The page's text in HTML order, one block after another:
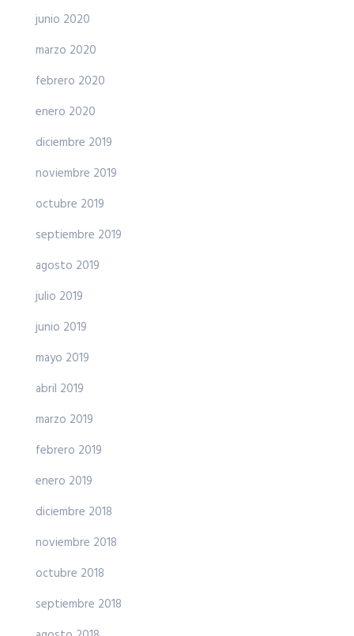
junio 2020
marzo 2020
febrero 2020
enero 2020
diciembre 2019
noviembre 2019
octubre 2019
septiembre 2019
agosto 2019
julio 2019
junio 2019
mayo 2019
abril 2019
marzo 2019
febrero 2019
enero 2019
diciembre 2018
noviembre 2018
octubre 2018
septiembre 2018